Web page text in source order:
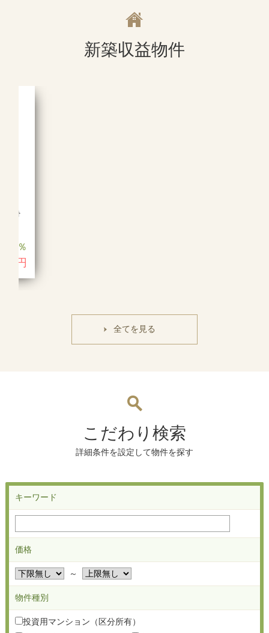
新築収益物件
鉄骨
3.9％
万円
全てを見る
こだわり検索
詳細条件を設定して物件を探す
キーワード
価格
～
物件種別
投資用マンション（区分所有）